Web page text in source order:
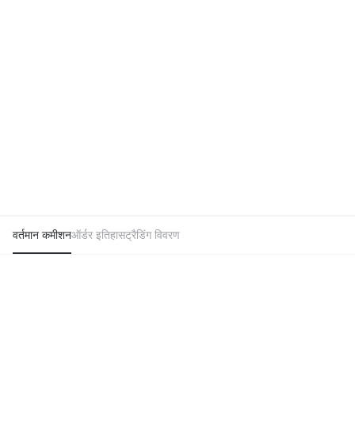
वर्तमान कमीशनऑर्डर इतिहासट्रैडिंग विवरण